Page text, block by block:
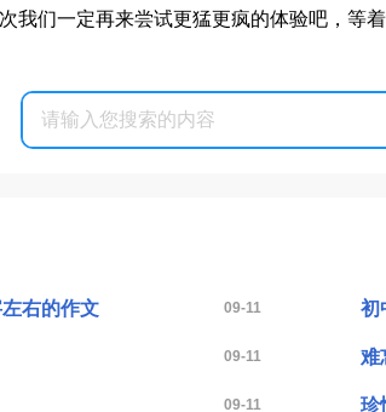
我们一定再来尝试更猛更疯的体验吧，等
09-11
右的作文 初
09-11 难
09-11 珍